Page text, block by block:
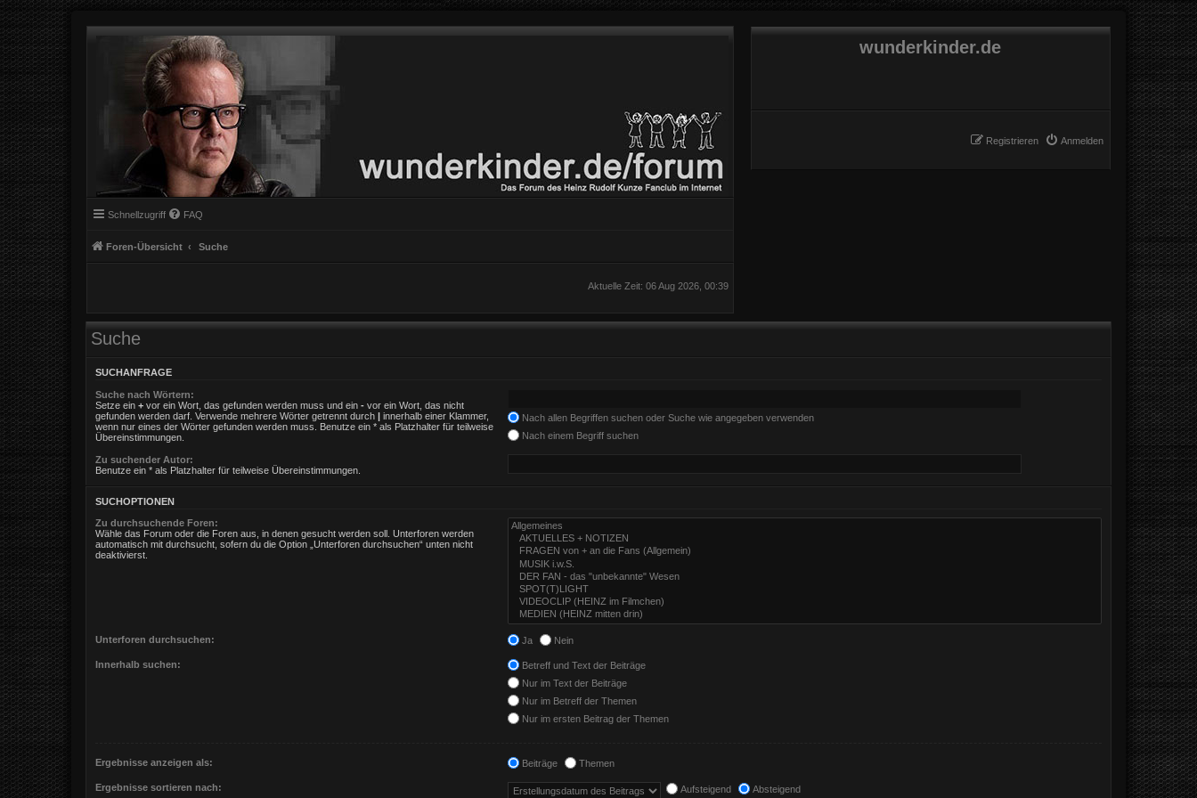
wunderkinder.de
Anmelden
Registrieren
Schnellzugriff FAQ
Foren-Übersicht Suche
Aktuelle Zeit: 06 Aug 2026, 00:39
Suche
SUCHANFRAGE
Suche nach Wörtern:
Setze ein + vor ein Wort, das gefunden werden muss und ein - vor ein Wort, das nicht
gefunden werden darf. Verwende mehrere Wörter getrennt durch | innerhalb einer Klammer,
wenn nur eines der Wörter gefunden werden muss. Benutze ein * als Platzhalter für teilweise
Übereinstimmungen.
Nach allen Begriffen suchen oder Suche wie angegeben verwenden
Nach einem Begriff suchen
Zu suchender Autor:
Benutze ein * als Platzhalter für teilweise Übereinstimmungen.
SUCHOPTIONEN
Zu durchsuchende Foren:
Wähle das Forum oder die Foren aus, in denen gesucht werden soll. Unterforen werden
automatisch mit durchsucht, sofern du die Option „Unterforen durchsuchen“ unten nicht
deaktivierst.
Unterforen durchsuchen: Ja Nein
Innerhalb suchen:
Betreff und Text der Beiträge
Nur im Text der Beiträge
Nur im Betreff der Themen
Nur im ersten Beitrag der Themen
Ergebnisse anzeigen als: Beiträge Themen
Ergebnisse sortieren nach: Aufsteigend Absteigend